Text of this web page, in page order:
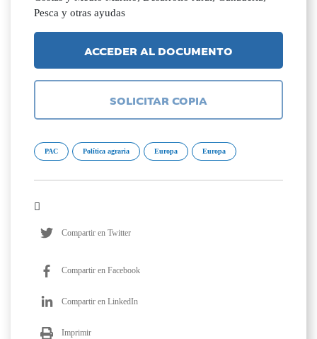
Pesca y otras ayudas
ACCEDER AL DOCUMENTO
SOLICITAR COPIA
PAC Política agraria Europa Europa
Compartir en Twitter
Compartir en Facebook
Compartir en LinkedIn
Imprimir